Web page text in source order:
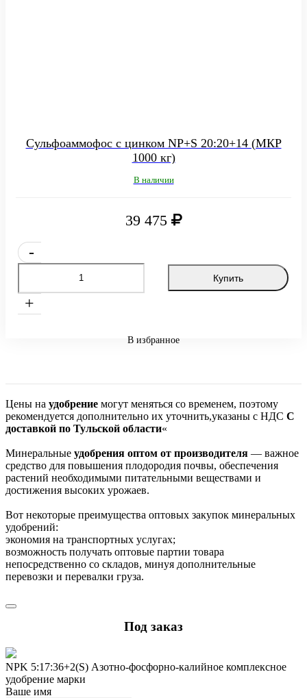
Сульфоаммофос с цинком NP+S 20:20+14 (МКР
1000 кг)
В наличии
39 475
-
+
Купить
В избранное
Цены на удобрение могут меняться со временем, поэтому
рекомендуется дополнительно их уточнить,указаны с НДС С
доставкой по Тульской области«
Минеральные удобрения оптом от производителя — важное
средство для повышения плодородия почвы, обеспечения
растений необходимыми питательными веществами и
достижения высоких урожаев.
Вот некоторые преимущества оптовых закупок минеральных
удобрений:
экономия на транспортных услугах;
возможность получать оптовые партии товара
непосредственно со складов, минуя дополнительные
перевозки и перевалки груза.
Под заказ
NPK 5:17:36+2(S) Азотно-фосфорно-калийное комплексное
удобрение марки
Ваше имя